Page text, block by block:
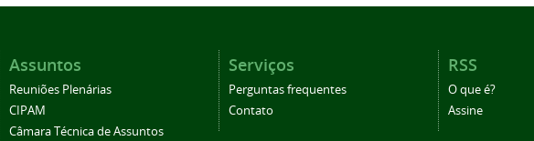
Assuntos
Reuniões Plenárias
CIPAM
Câmara Técnica de Assuntos
Serviços
Perguntas frequentes
Contato
RSS
O que é?
Assine